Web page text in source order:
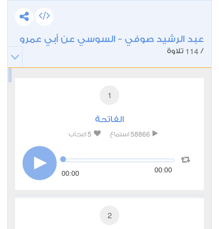
عبد الرشيد صوفي - السوسي عن أبي عمرو
/
114 تلاوة
1
الفاتحة
58866 استماع 5 اعجاب
00:00 00:00
2